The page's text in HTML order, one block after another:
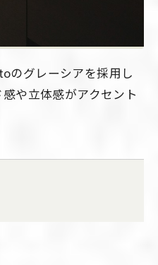
のグレーシアを採用し
や立体感がアクセント